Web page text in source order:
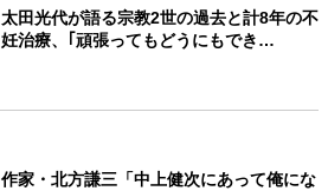
太田光代が語る宗教2世の過去と計8年の不
妊治療、｢頑張ってもどうにもでき…
作家・北方謙三「中上健次にあって俺にな